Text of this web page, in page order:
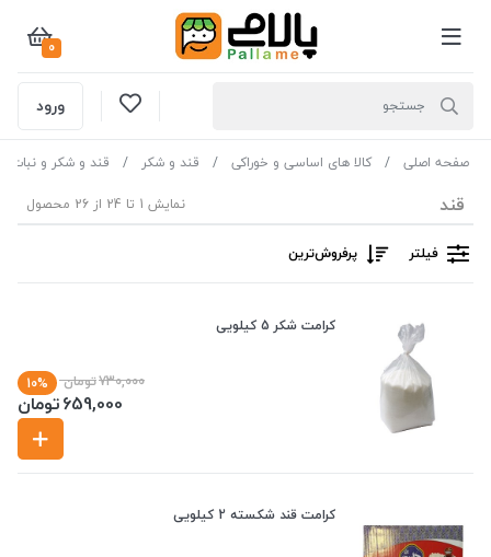
0
ورود
صفحه اصلی کالا های اساسی و خوراکی قند و شکر قند و شکر و نبات
قند نمایش 1 تا 24 از 26 محصول
فیلتر پرفروش‌ترین‌
کرامت شکر 5 کیلویی
730,000تومان 10%
659,000تومان
کرامت قند شکسته 2 کیلویی